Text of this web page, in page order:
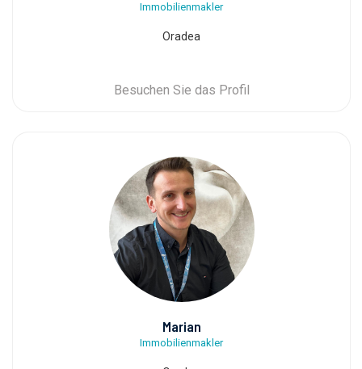
Immobilienmakler
Oradea
Besuchen Sie das Profil
Marian
Immobilienmakler